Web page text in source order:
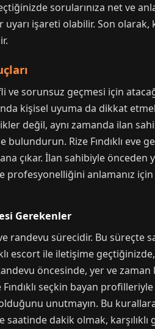
sorularınıza net ve
işareti olabilir. Son
ve sorunsuz geçmesi için
kişisel uyuma da dikkat
değil, aynı zamanda ilan
bulundurun. Rize Fındıklı
çıkar. İlan sahibiyle önceden
profesyonelliğini anlamanız
Gerekenler
randevu sürecidir. Bu süreçte
escort ile iletişime
öncesinde, yer ve
Fındıklı seçkin bayan
unutmayın. Bu
saatinde dakik olmak,